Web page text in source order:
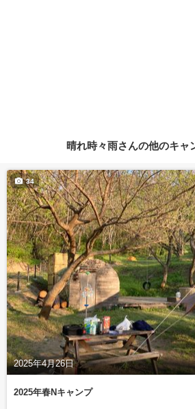
晴れ時々雨さんの他のキャ
2025年4月26日
34
2025年春Nキャンプ